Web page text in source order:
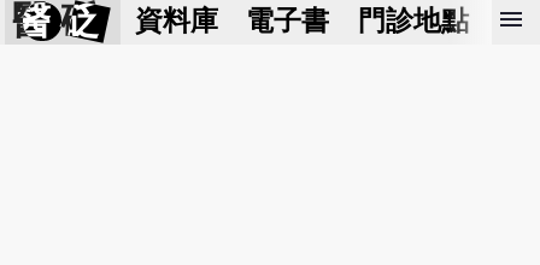
醫 砭 資料庫 電子書 門診地點 預
menu